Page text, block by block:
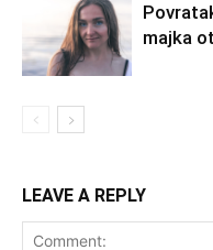
majka
LEAVE A REPLY